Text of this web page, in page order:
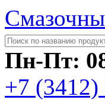
Пн-Пт:
+7 (3412)